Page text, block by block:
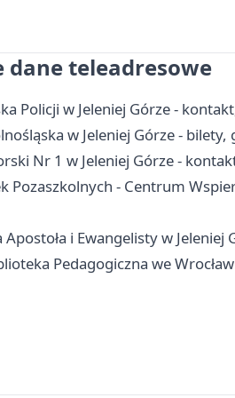
dane teleadresowe
Policji w Jeleniej Górze -
w Jeleniej Górze -
Nr 1 w Jeleniej Górze -
Pozaszkolnych - Centrum
Apostoła i Ewangelisty w
Pedagogiczna we